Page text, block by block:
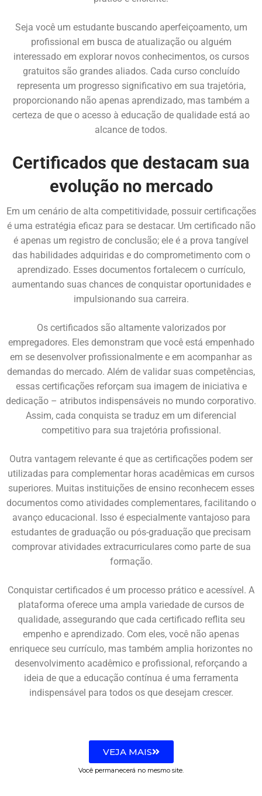
Seja você um estudante buscando aperfeiçoamento, um
profissional em busca de atualização ou alguém
interessado em explorar novos conhecimentos, os cursos
gratuitos são grandes aliados. Cada curso concluído
representa um progresso significativo em sua trajetória,
proporcionando não apenas aprendizado, mas também a
certeza de que o acesso à educação de qualidade está ao
alcance de todos.
Certificados que destacam sua
evolução no mercado
Em um cenário de alta competitividade, possuir certificações
é uma estratégia eficaz para se destacar. Um certificado não
é apenas um registro de conclusão; ele é a prova tangível
das habilidades adquiridas e do comprometimento com o
aprendizado. Esses documentos fortalecem o currículo,
aumentando suas chances de conquistar oportunidades e
impulsionando sua carreira.
Os certificados são altamente valorizados por
empregadores. Eles demonstram que você está empenhado
em se desenvolver profissionalmente e em acompanhar as
demandas do mercado. Além de validar suas competências,
essas certificações reforçam sua imagem de iniciativa e
dedicação – atributos indispensáveis no mundo corporativo.
Assim, cada conquista se traduz em um diferencial
competitivo para sua trajetória profissional.
Outra vantagem relevante é que as certificações podem ser
utilizadas para complementar horas acadêmicas em cursos
superiores. Muitas instituições de ensino reconhecem esses
documentos como atividades complementares, facilitando o
avanço educacional. Isso é especialmente vantajoso para
estudantes de graduação ou pós-graduação que precisam
comprovar atividades extracurriculares como parte de sua
formação.
Conquistar certificados é um processo prático e acessível. A
plataforma oferece uma ampla variedade de cursos de
qualidade, assegurando que cada certificado reflita seu
empenho e aprendizado. Com eles, você não apenas
enriquece seu currículo, mas também amplia horizontes no
desenvolvimento acadêmico e profissional, reforçando a
ideia de que a educação contínua é uma ferramenta
indispensável para todos os que desejam crescer.
VEJA MAIS
Você permanecerá no mesmo site.